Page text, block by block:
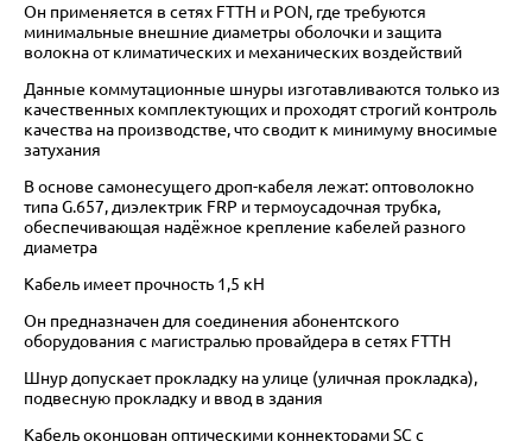
Он применяется в сетях FTTH и PON, где требуются
минимальные внешние диаметры оболочки и защита
волокна от климатических и механических воздействий
Данные коммутационные шнуры изготавливаются только из
качественных комплектующих и проходят строгий контроль
качества на производстве, что сводит к минимуму вносимые
затухания
В основе самонесущего дроп-кабеля лежат: оптоволокно
типа G.657, диэлектрик FRP и термоусадочная трубка,
обеспечивающая надёжное крепление кабелей разного
диаметра
Кабель имеет прочность 1,5 кН
Он предназначен для соединения абонентского
оборудования с магистралью провайдера в сетях FTTH
Шнур допускает прокладку на улице (уличная прокладка),
подвесную прокладку и ввод в здания
Кабель оконцован оптическими коннекторами SC с